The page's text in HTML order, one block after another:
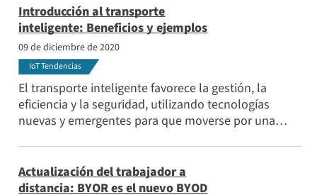
los cinco distritos de la ciudad de Nueva York,
incluyendo la instalación de routers celulares Digi en
cada intersección.
Introducción al transporte
inteligente: Beneficios y ejemplos
09 de diciembre de 2020
IoT Tendencias
El transporte inteligente favorece la gestión, la
eficiencia y la seguridad, utilizando tecnologías
nuevas y emergentes para que moverse por una
Actualización del trabajador a
distancia: BYOR es el nuevo BYOD